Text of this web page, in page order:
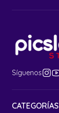
Síguenos
CATEGORÍAS